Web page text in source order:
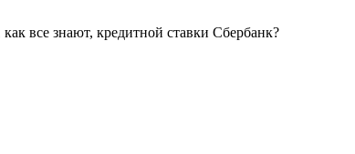
все знают, кредитной ставки Сбербанк?